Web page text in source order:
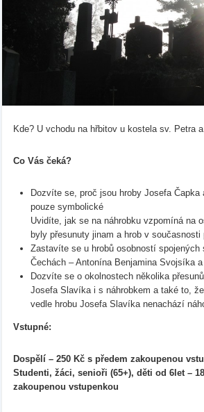
Kde? U vchodu na hřbitov u kostela sv. Petra
Co Vás čeká?
Dozvíte se, proč jsou hroby Josefa Čapka
pouze symbolické
Uvidíte, jak se na náhrobku vzpomíná na
byly přesunuty jinam a hrob v
Zastavíte se u hrobů osobností
Čechách – Antonína Benjamina Svojsíka
Dozvíte se o okolnostech několika
Josefa Slavíka i s náhrobkem a také to,
vedle hrobu Josefa Slavíka nenachází
Vstupné:
Dospělí – 250 Kč s předem zakoupenou
Studenti, žáci, senioři (65+), děti od 6let –
zakoupenou vstupenkou